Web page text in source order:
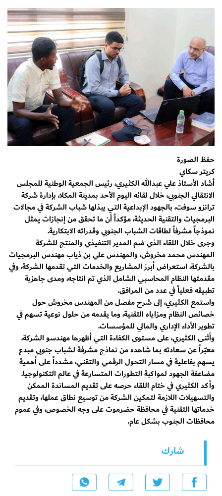
حفظ الصورة
كريتر سكاي
أشاد الأستاذ علي عبدالله الكثيري، رئيس الجمعية الوطنية للمجلس
الانتقالي الجنوبي، خلال لقائه اليوم الأحد بمدينة المكلا، بإدارة شركة
ترانزو سوفت، بالجهود الإبداعية التي يبذلها شباب الشركة في مجالات
البرمجيات والتقنية الحديثة، مؤكداً أن ما تحقق من إنجازات يمثل
نموذجاً مشرفاً لطاقات الشباب الجنوبي وقدراته الابتكارية.
وجرى خلال اللقاء الذي ضم المدير التنفيذي والمنتج للشركة
المهندس محمد مخروش، والمهندس علي بن ذياب مهندس البرمجيات
بالشركة، استعراض أبرز المشاريع والخدمات التي تقدمها الشركة، وفي
مقدمتها النظام المحاسبي الشامل الذي تم انتاجه، ومدى جاهزية
تطبيقه فعلياً في عدد من المرافق.
واستمع الكثيري، إلى شرح مفصل من المهندس مخروش حول
خصائص النظام ومزاياه التقنية، وما يقدمه من حلول نوعية تسهم في
تطوير الأداء الإداري والمالي للمؤسسات.
وأثنى الكثيري، على مستوى الكفاءة التي أظهرها مهندسو الشركة،
معبّراً عن سعادته بما شاهده من نماذج مشرفة لشباب جنوبي مبدع
يسهم بفاعلية في مسار التحول الرقمي والتقني، مشدداً على أهمية
مضاعفة الجهود لمواكبة التطورات المتسارعة في عالم التكنولوجيا.
وأكد الكثيري في ختام اللقاء حرصه على تقديم المساندة الممكن
والتسهيلات اللازمة لتمكين الشركة من توسيع نطاق عملها، وتقديم
خدماتها التقنية في محافظة حضرموت على وجه الخصوص، وفي عموم
محافظات الجنوب بشكل عام.
شارك